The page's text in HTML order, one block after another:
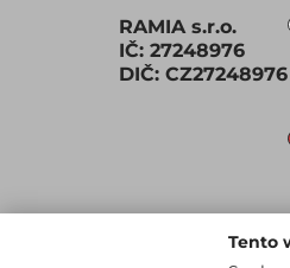
RAMIA s.r.o.
IČ: 27248976
DIČ: CZ27248976
Tento